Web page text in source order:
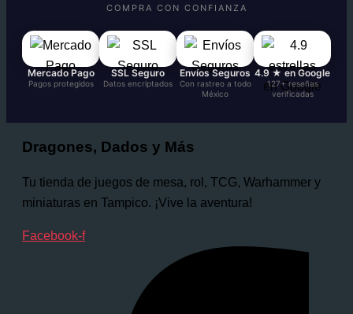
COMPRA CON CONFIANZA
Mercado Pago
Pagos protegidos
SSL Seguro
Datos encriptados
Envíos Seguros
Con rastreo a todo
México
4.9 ★ en Google
127+ reseñas
verificadas
Dragones, Dados y Más
Tu tienda de juegos de mesa, rol, TCG, Warhammer y
miniaturas en Tampico. ¡Vive la aventura!
Facebook-f